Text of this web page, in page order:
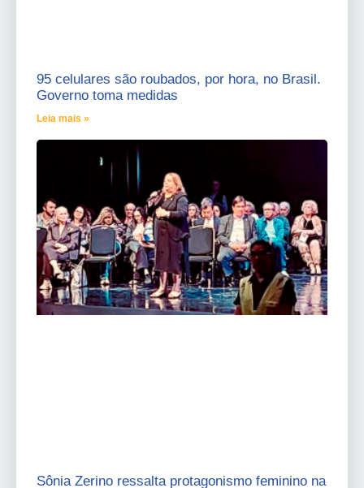
95 celulares são roubados, por hora, no Brasil.
Governo toma medidas
Leia mais »
Sônia Zerino ressalta protagonismo feminino na